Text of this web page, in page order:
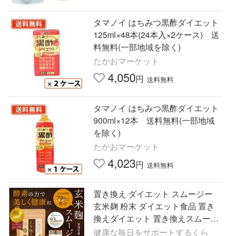
タマノイ はちみつ黒酢ダイエット
125ml×48本(24本入×2ケース) 送
料無料(一部地域を除く)
たかおマーケット
4,050円 送料無料
タマノイ はちみつ黒酢ダイエット
900ml×12本 送料無料(一部地域
を除く)
たかおマーケット
4,023円 送料無料
置き換え ダイエット スムージー
玄米麹 粉末 ダイエット食品 置き
換えダイエット 置き換えスムージ
ー 朝食 ドリンクのシェイカー付
健康な毎日をサポートするくら